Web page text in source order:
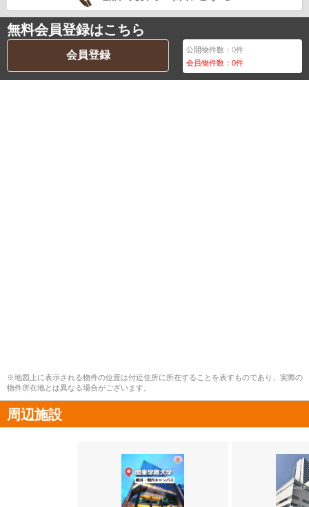
無料会員登録はこちら
会員登録 公開物件数：0件
会員物件数：0件
※地図上に表示される物件の位置は付近住所に所在することを表すものであり、実際の
物件所在地とは異なる場合がございます。
周辺施設